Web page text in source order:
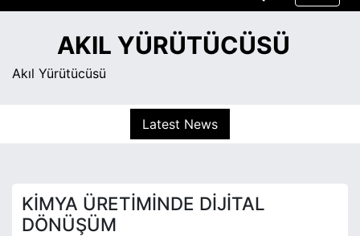
S
AKIL YÜRÜTÜCÜSÜ
Akıl Yürütücüsü
Latest News
KIMYA ÜRETIMINDE DIJITAL
DÖNÜŞÜM